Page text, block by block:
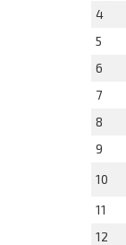
4
5
6
7
8
9
10
11
12